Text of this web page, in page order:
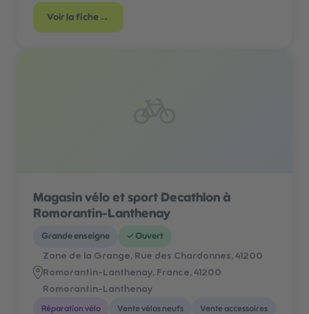
Voir la fiche →
Magasin vélo et sport Decathlon à
Romorantin-Lanthenay
Grande enseigne ✓ Ouvert
Zone de la Grange, Rue des Chardonnes, 41200
Romorantin-Lanthenay, France, 41200
Romorantin-Lanthenay
Réparation vélo Vente vélos neufs Vente accessoires